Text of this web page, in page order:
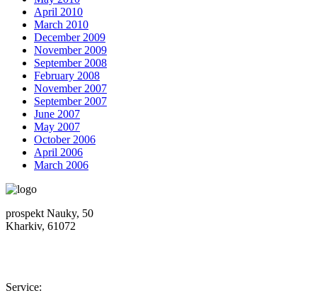
April 2010
March 2010
December 2009
November 2009
September 2008
February 2008
November 2007
September 2007
June 2007
May 2007
October 2006
April 2006
March 2006
prospekt Nauky, 50
Kharkiv, 61072
Service: